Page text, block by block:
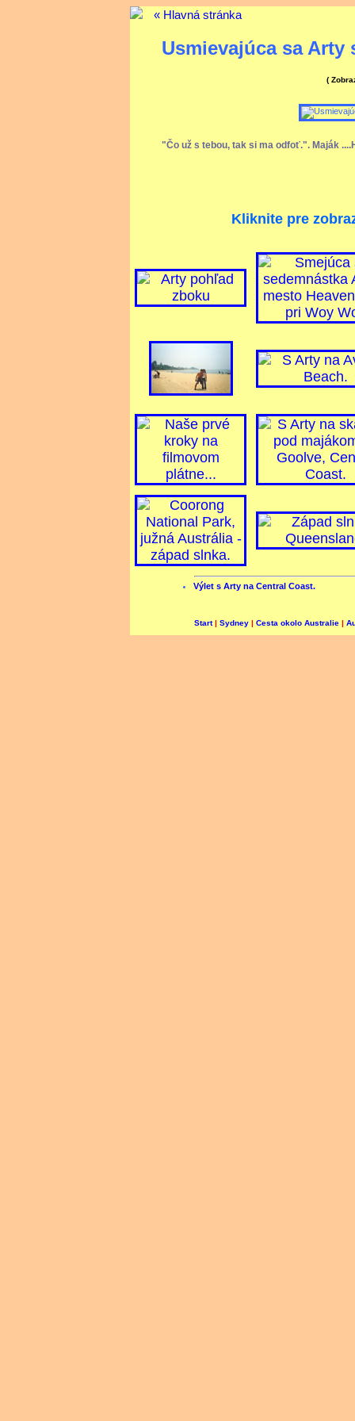
« Hlavná stránka
Usmievajúca sa Arty
(
"Čo už s tebou, tak si ma odfoť.". Maják
Kliknite pre
Výlet s Arty na Central Coast.
Start| Sydney | Cesta okolo Australie |